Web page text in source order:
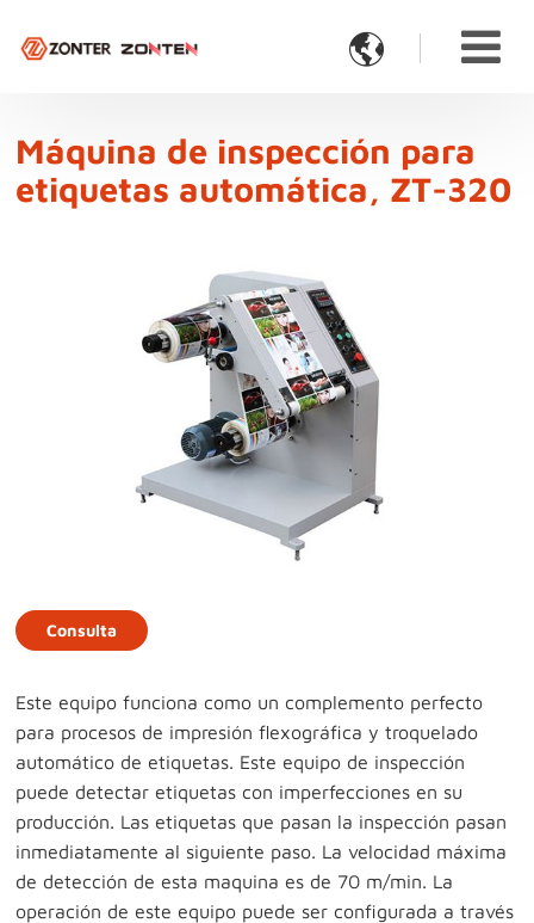

Máquina de inspección para
etiquetas automática, ZT-320
Consulta
Este equipo funciona como un complemento perfecto
para procesos de impresión flexográfica y troquelado
automático de etiquetas. Este equipo de inspección
puede detectar etiquetas con imperfecciones en su
producción. Las etiquetas que pasan la inspección pasan
inmediatamente al siguiente paso. La velocidad máxima
de detección de esta maquina es de 70 m/min. La
operación de este equipo puede ser configurada a través